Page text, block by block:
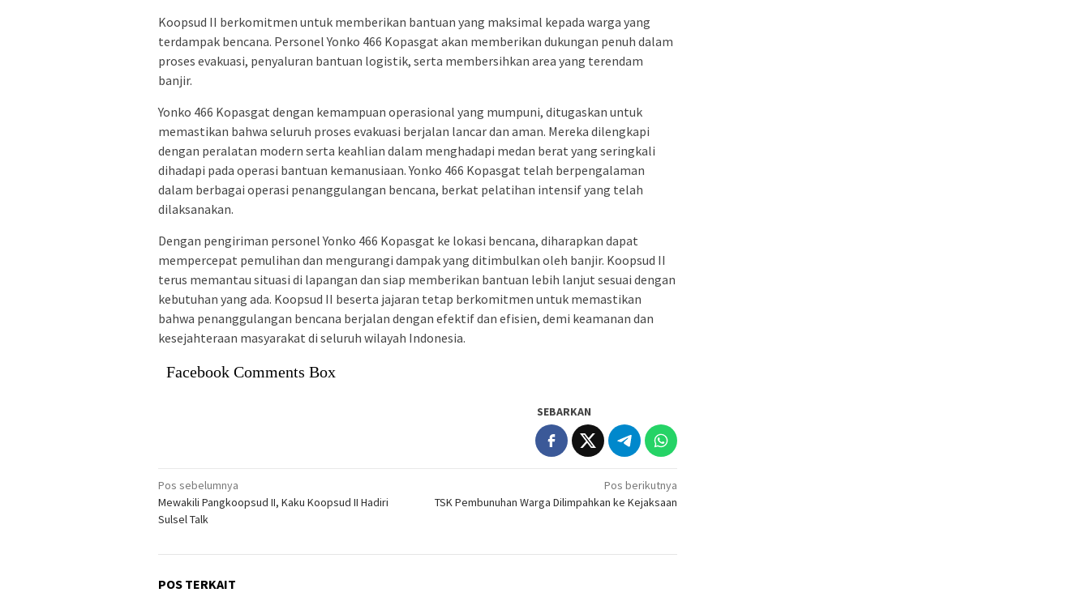
Koopsud II berkomitmen untuk memberikan bantuan yang maksimal kepada warga yang
terdampak bencana. Personel Yonko 466 Kopasgat akan memberikan dukungan penuh dalam
proses evakuasi, penyaluran bantuan logistik, serta membersihkan area yang terendam
banjir.
Yonko 466 Kopasgat dengan kemampuan operasional yang mumpuni, ditugaskan untuk
memastikan bahwa seluruh proses evakuasi berjalan lancar dan aman. Mereka dilengkapi
dengan peralatan modern serta keahlian dalam menghadapi medan berat yang seringkali
dihadapi pada operasi bantuan kemanusiaan. Yonko 466 Kopasgat telah berpengalaman
dalam berbagai operasi penanggulangan bencana, berkat pelatihan intensif yang telah
dilaksanakan.
Dengan pengiriman personel Yonko 466 Kopasgat ke lokasi bencana, diharapkan dapat
mempercepat pemulihan dan mengurangi dampak yang ditimbulkan oleh banjir. Koopsud II
terus memantau situasi di lapangan dan siap memberikan bantuan lebih lanjut sesuai dengan
kebutuhan yang ada. Koopsud II beserta jajaran tetap berkomitmen untuk memastikan
bahwa penanggulangan bencana berjalan dengan efektif dan efisien, demi keamanan dan
kesejahteraan masyarakat di seluruh wilayah Indonesia.
Facebook Comments Box
SEBARKAN
Navigasi
pos
Pos sebelumnya
Mewakili Pangkoopsud II, Kaku Koopsud II Hadiri
Sulsel Talk
Pos berikutnya
TSK Pembunuhan Warga Dilimpahkan ke Kejaksaan
POS TERKAIT